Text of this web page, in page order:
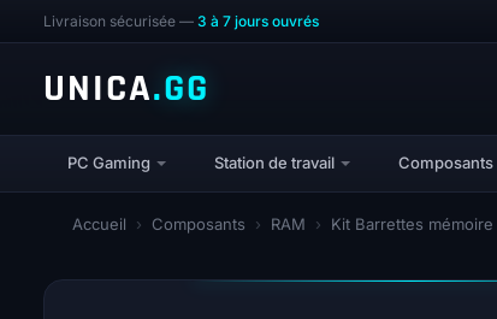
Livraison sécurisée — 3 à 7 jours ouvrés
UNICA.GG
PC Gaming Station de travail Composants
Accueil › Composants › RAM › Kit Barrettes